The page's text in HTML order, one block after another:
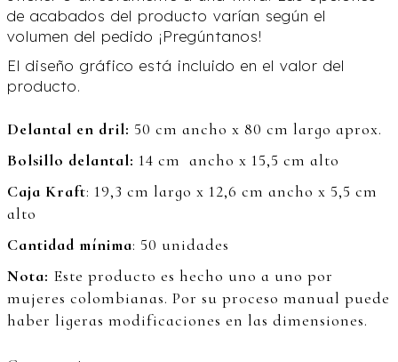
de acabados del producto varían según el
volumen del pedido ¡Pregúntanos!
El diseño gráfico está incluido en el valor del
producto.
Delantal en dril: 50 cm ancho x 80 cm largo aprox.
Bolsillo delantal: 14 cm ancho x 15,5 cm alto
Caja Kraft: 19,3 cm largo x 12,6 cm ancho x 5,5 cm
alto
Cantidad mínima: 50 unidades
Nota: Este producto es hecho uno a uno por
mujeres colombianas. Por su proceso manual puede
haber ligeras modificaciones en las dimensiones.